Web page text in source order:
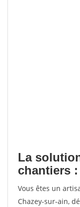
La
chantiers
Vous êtes un
Chazey-sur-ain,